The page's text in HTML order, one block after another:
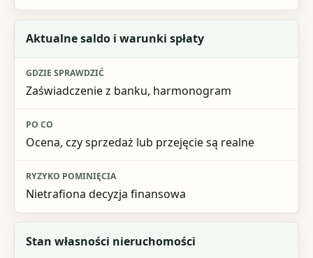
Aktualne saldo i warunki spłaty
Zaświadczenie z banku, harmonogram
Ocena, czy sprzedaż lub przejęcie są realne
Nietrafiona decyzja finansowa
Stan własności nieruchomości